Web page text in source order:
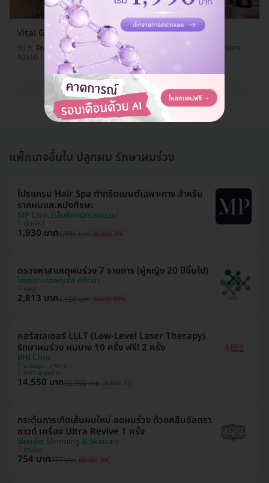
Vital Glow Skin & Aesthetic
96 ถ. สีหบุรานุกิจ ชั้น 3 โรงพยาบาลนวมินทร์ 9 เขตมีนบุรี กรุงเทพมหานคร
10510
ดูรายละเอียด
แพ็กเกจอื่นใน ปลูกผม รักษาผมร่วง
โปรแกรม Hair Spa ทำทรีตเมนต์เฉพาะทาง สำหรับ
รากผมและหนังศีรษะ
MP Clinic (เอ็มพีคลินิกเวชกรรม)
เชียงใหม่
1,930 บาท1,990 บาท ประหยัด 3%
ตรวจหาสาเหตุผมร่วง 7 รายการ (ผู้หญิง 20 ปีขึ้นไป)
โรงพยาบาลพญาไท ศรีราชา
ชลบุรี
2,813 บาท6,950 บาท ประหยัด 60%
คอร์สเลเซอร์ LLLT (Low-Level Laser Therapy)
รักษาผมร่วง ผมบาง 10 ครั้ง ฟรี! 2 ครั้ง
BHI Clinic
นครปฐม , บางกะปิ
MRT ลาดพร้าว
14,550 บาท15,000 บาท ประหยัด 3%
กระตุ้นการเกิดเส้นผมใหม่ ลดผมร่วง ด้วยคลื่นอัลตรา
ซาวด์ เครื่อง Ultra Revive 1 ครั้ง
Slender Slimming & Skincare
สายไหม
754 บาท777 บาท ประหยัด 3%